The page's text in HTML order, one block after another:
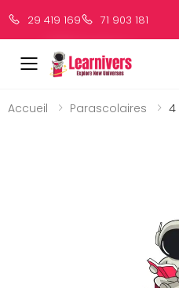
29 419 169 71 903 181
Accueil Parascolaires